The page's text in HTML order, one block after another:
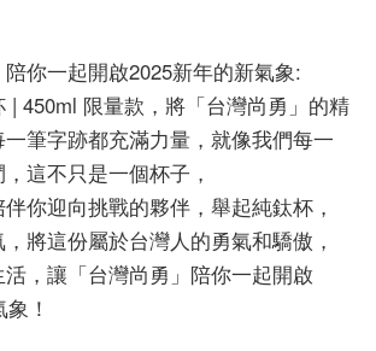
你一起開啟2025新年的新氣象:
| 450ml 限量款，將「台灣尚勇」的精
筆字跡都充滿力量，就像我們每一
這不只是一個杯子，
你迎向挑戰的夥伴，舉起純鈦杯，
將這份屬於台灣人的勇氣和驕傲，
，讓「台灣尚勇」陪你一起開啟
！